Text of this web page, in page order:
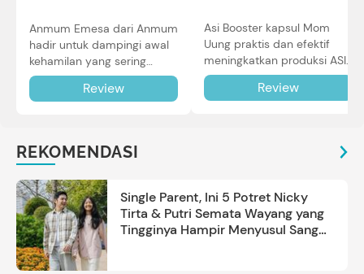
Anmum Emesa dari Anmum
hadir untuk dampingi awal
kehamilan yang sering
diiringi dengan mual dan
muntah. Simak reviewnya di
Review
Asi Booster kapsul Mom
Uung praktis dan efektif
meningkatkan produksi ASI
Bunda untuk Si Kecil. Simak
review lengkapnya di sini.
Review
REKOMENDASI
Single Parent, Ini 5 Potret Nicky
Tirta & Putri Semata Wayang yang
Tingginya Hampir Menyusul Sang